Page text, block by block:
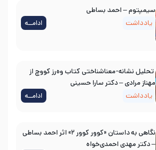
سیمپتوم – احمد بساطی
یادداشت
ادامــه
تحلیل نشانه-معناشناختی کتاب وه‌رز کووچ از
مهناز مرادی – دکتر سارا حسینی
یادداشت
ادامــه
نگاهی به داستان «کوور کوور ۲» اثر احمد بساطی
– دکتر مهدی احمدی‌خواه